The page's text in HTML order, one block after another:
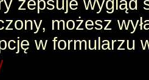
możesz
w formularzu